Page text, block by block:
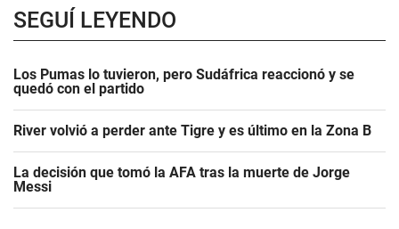
SEGUÍ LEYENDO
Los Pumas lo tuvieron, pero Sudáfrica reaccionó y se
quedó con el partido
River volvió a perder ante Tigre y es último en la Zona B
La decisión que tomó la AFA tras la muerte de Jorge
Messi